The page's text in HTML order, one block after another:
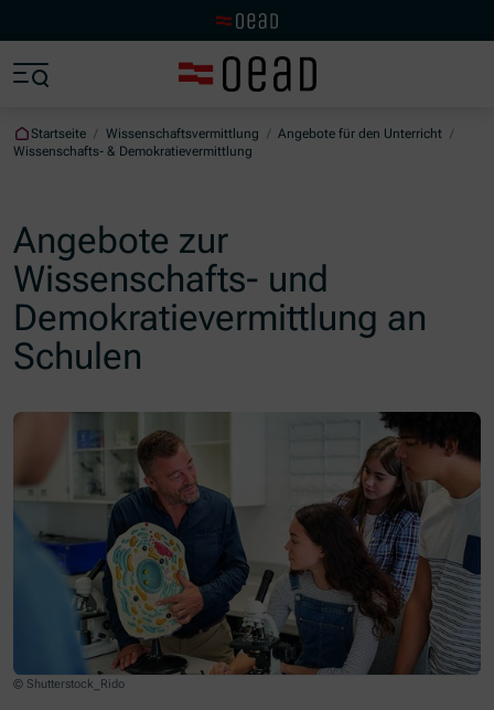
Startseite / Wissenschaftsvermittlung / Angebote für den Unterricht /
Wissenschafts- & Demokratievermittlung
Angebote zur
Wissenschafts- und
Demokratievermittlung an
Schulen
© Shutterstock_Rido